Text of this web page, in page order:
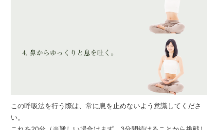
この呼吸法を行う際は、常に息を止めないよう意識してくださ
い。